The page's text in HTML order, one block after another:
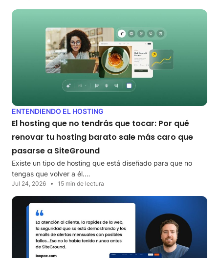
ENTENDIENDO EL HOSTING
El hosting que no tendrás que tocar: Por qué
renovar tu hosting barato sale más caro que
pasarse a SiteGround
Existe un tipo de hosting que está diseñado para que no
tengas que volver a él.…
Jul 24, 2026 15 min de lectura